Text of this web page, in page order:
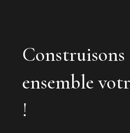
Construisons
ensemble
!